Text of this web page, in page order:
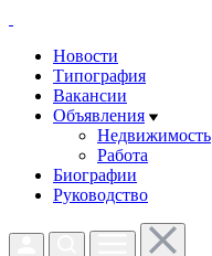
Новости
Типография
Вакансии
Объявления
Недвижимость
Работа
Биографии
Руководство